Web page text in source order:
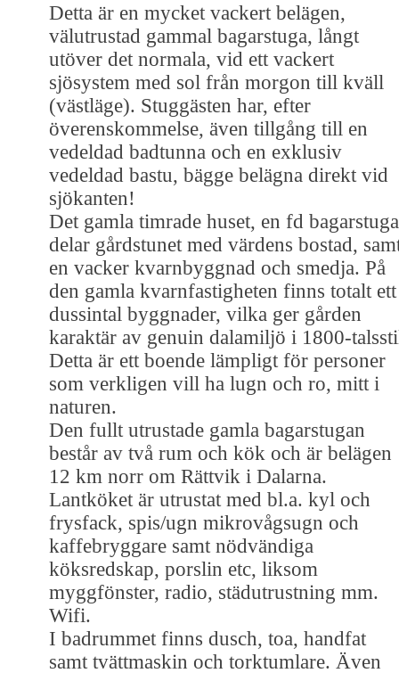
Detta är en mycket vackert belägen,
välutrustad gammal bagarstuga, långt
utöver det normala, vid ett vackert
sjösystem med sol från morgon till kväll
(västläge). Stuggästen har, efter
överenskommelse, även tillgång till en
vedeldad badtunna och en exklusiv
vedeldad bastu, bägge belägna direkt vid
sjökanten!
Det gamla timrade huset, en fd
delar gårdstunet med värdens bostad,
en vacker kvarnbyggnad och smedja. På
den gamla kvarnfastigheten finns totalt ett
dussintal byggnader, vilka ger gården
karaktär av genuin dalamiljö i 1800-
Detta är ett boende lämpligt för personer
som verkligen vill ha lugn och ro, mitt i
naturen.
Den fullt utrustade gamla bagarstugan
består av två rum och kök och är belägen
12 km norr om Rättvik i Dalarna.
Lantköket är utrustat med bl.a. kyl och
frysfack, spis/ugn mikrovågsugn och
kaffebryggare samt nödvändiga
köksredskap, porslin etc, liksom
myggfönster, radio, städutrustning mm.
Wifi.
I badrummet finns dusch, toa, handfat
samt tvättmaskin och torktumlare. Även